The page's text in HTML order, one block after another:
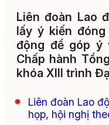
Liên đoàn Lao
lấy ý kiến
động để góp ý
Chấp hành
khóa XIII trình
Liên đoàn Lao
họp, hội nghị